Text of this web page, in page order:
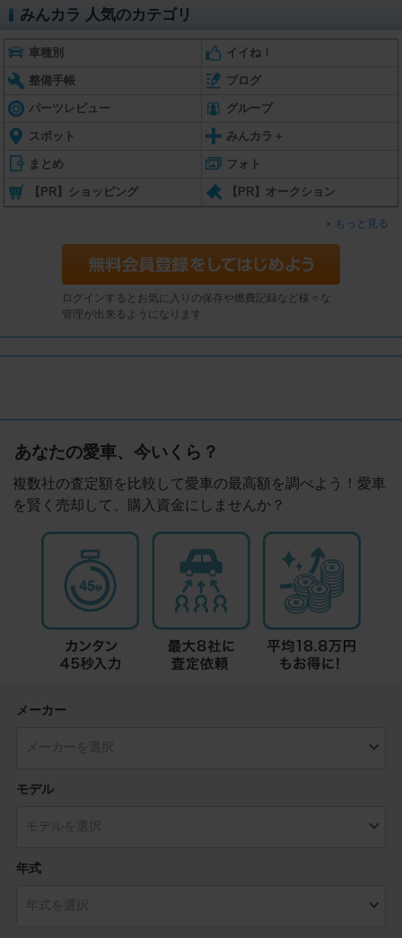
みんカラ 人気のカテゴリ
車種別 イイね！
整備手帳 ブログ
パーツレビュー グループ
スポット みんカラ＋
まとめ フォト
【PR】ショッピング 【PR】オークション
もっと見る
ログインするとお気に入りの保存や燃費記録など様々な
管理が出来るようになります
あなたの愛車、今いくら？
複数社の査定額を比較して愛車の最高額を調べよう！愛車
を賢く売却して、購入資金にしませんか？
メーカー
モデル
年式